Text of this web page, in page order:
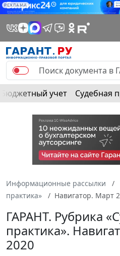
РЕКЛАМА
Бюджетный учет Судебная
Информационные рассылки
практика»
Навигатор. Март
ГАРАНТ. Рубрика
практика».
2020